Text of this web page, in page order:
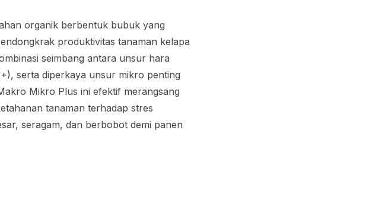
organik berbentuk bubuk yang
produktivitas tanaman kelapa
seimbang antara unsur hara
serta diperkaya unsur mikro penting
Mikro Plus ini efektif merangsang
tanaman terhadap stres
seragam, dan berbobot demi panen